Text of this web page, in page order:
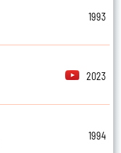
1993
2023
1994